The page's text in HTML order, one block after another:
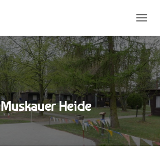
Muskauer Heide